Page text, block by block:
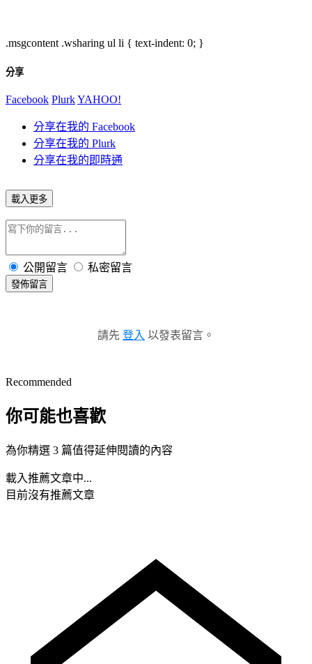
.msgcontent .wsharing ul li { text-indent: 0; }
分享
Facebook PlurkYAHOO!
分享在我的 Facebook
分享在我的 Plurk
分享在我的即時通
載入更多
公開留言 私密留言
發佈留言
請先 登入 以發表留言。
Recommended
你可能也喜歡
為你精選 3 篇值得延伸閱讀的內容
載入推薦文章中...
目前沒有推薦文章